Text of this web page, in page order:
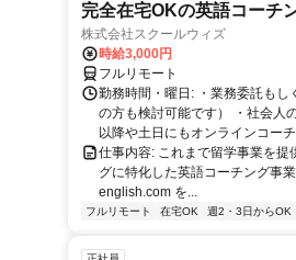
完全在宅OKの英語コーチ
株式会社スクールウィズ
時給3,000円
フルリモート
勤務時間・曜日: ・業務委託も
の方も検討可能です） ・社会人
以降や土日にもオンラインコー
仕事内容: これまで留学事業を
グに特化した英語コーチング事
english.com を...
フルリモート 在宅OK 週2・3日からOK